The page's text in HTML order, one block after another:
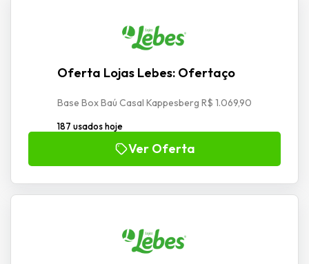
Oferta Lojas Lebes: Ofertaço
Base Box Baú Casal Kappesberg R$ 1.069,90
187 usados hoje
Ver Oferta